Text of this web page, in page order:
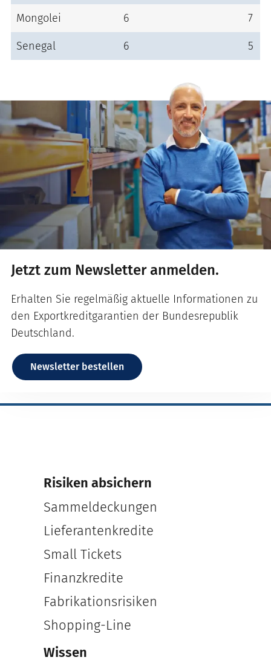
Mongolei 6 7
Senegal 6 5
Jetzt zum Newsletter anmelden.
Erhalten Sie regelmäßig aktuelle Informationen zu
den Exportkreditgarantien der Bundesrepublik
Deutschland.
Newsletter bestellen
Risiken absichern
Sammeldeckungen
Lieferantenkredite
Small Tickets
Finanzkredite
Fabrikationsrisiken
Shopping-Line
Wissen